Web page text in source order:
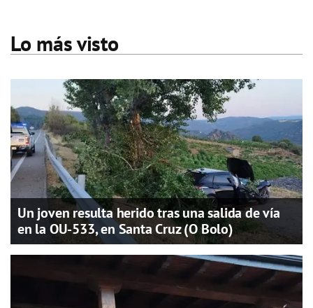
Lo más visto
Un joven resulta herido tras una salida de vía
en la OU-533, en Santa Cruz (O Bolo)